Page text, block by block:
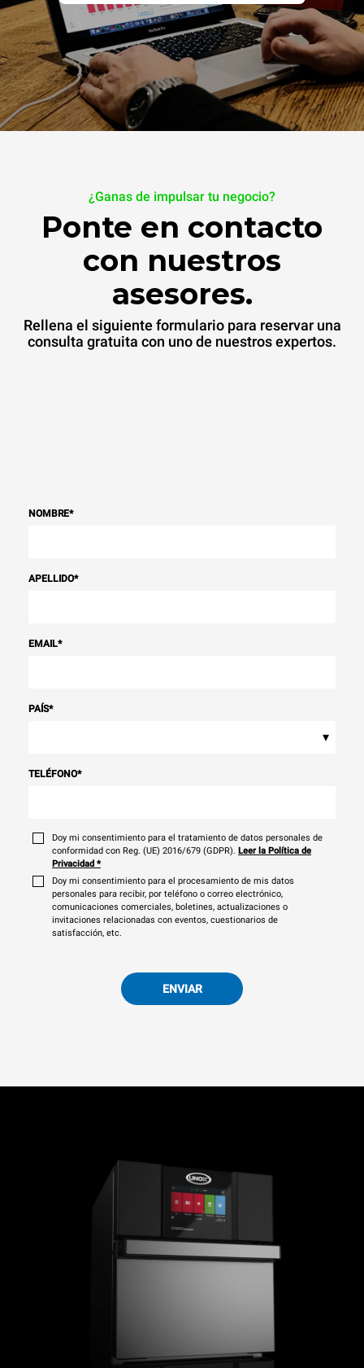
¿Ganas de impulsar tu negocio?
Ponte en contacto
con nuestros
asesores.
Rellena el siguiente formulario para reservar una
consulta gratuita con uno de nuestros expertos.
NOMBRE*
APELLIDO*
EMAIL*
PAÍS*
▾
TELÉFONO*
Doy mi consentimiento para el tratamiento de datos personales de
conformidad con Reg. (UE) 2016/679 (GDPR). Leer la Política de
Privacidad *
Doy mi consentimiento para el procesamiento de mis datos
personales para recibir, por teléfono o correo electrónico,
comunicaciones comerciales, boletines, actualizaciones o
invitaciones relacionadas con eventos, cuestionarios de
satisfacción, etc.
ENVIAR